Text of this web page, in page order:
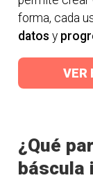
forma, cada
datos y
VER
¿Qué
báscula